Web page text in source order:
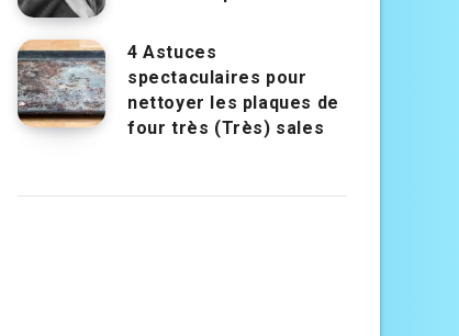
4 Astuces
spectaculaires pour
nettoyer les plaques de
four très (Très) sales